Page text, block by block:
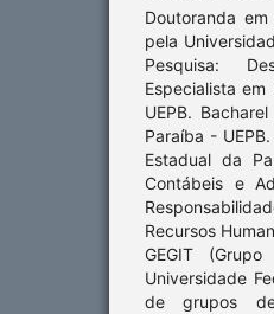
Doutoranda
pela
Pesquisa:
Especialista
UEPB.
Paraíba -
Estadual da
Contábeis e
Recursos
GEGIT
Universidade
de grupos